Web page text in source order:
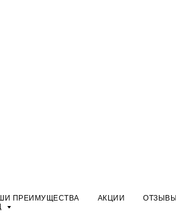
ПРЕИМУЩЕСТВА АКЦИИ ОТЗЫВЫ